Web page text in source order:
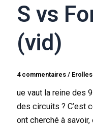
S vs
(vid)
4 commentaires /
ue vaut la reine des
des circuits ? C’est
ont cherché à